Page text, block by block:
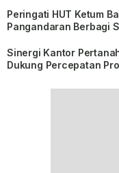
Peringati HUT Ketum
Pangandaran Berbagi
Sinergi Kantor
Dukung Percepatan